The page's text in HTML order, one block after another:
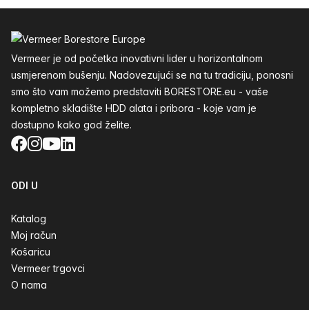
Vermeer je od početka inovativni lider u horizontalnom
usmjerenom bušenju. Nadovezujući se na tu tradiciju, ponosni
smo što vam možemo predstaviti BORESTORE.eu - vaše
kompletno skladište HDD alata i pribora - koje vam je
dostupno kako god želite.
Facebook
Instagram
YouTube
LinkedIn
ODI U
Katalog
Moj račun
Košaricu
Vermeer trgovci
O nama